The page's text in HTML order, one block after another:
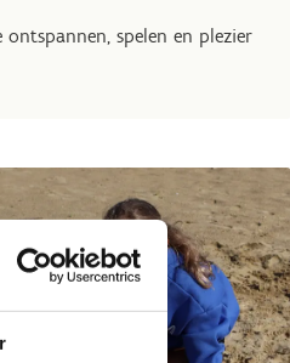
spelen en plezier